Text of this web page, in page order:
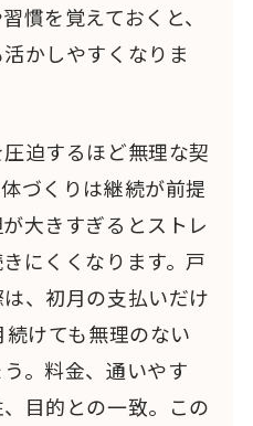
慣を覚えておくと、
かしやすくなりま
迫するほど無理な契
づくりは継続が前提
大きすぎるとストレ
にくくなります。戸
、初月の支払いだけ
けても無理のない
。料金、通いやす
目的との一致。この